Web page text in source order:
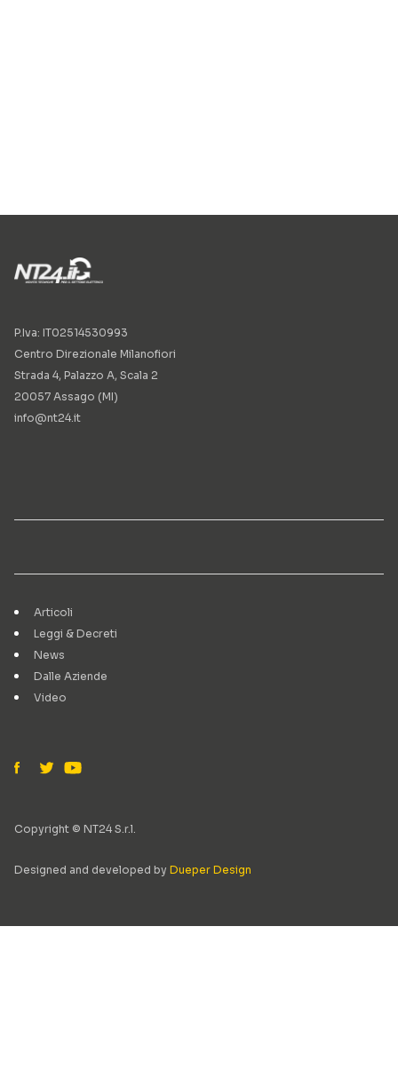
P.Iva: IT02514530993
Centro Direzionale Milanofiori
Strada 4, Palazzo A, Scala 2
20057 Assago (MI)
info@nt24.it
Articoli
Leggi & Decreti
News
Dalle Aziende
Video
Copyright © NT24 S.r.l.
Designed and developed by Dueper Design